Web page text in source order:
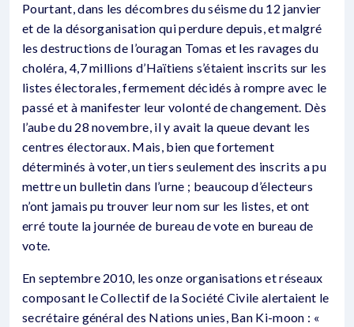
Pourtant, dans les décombres du séisme du 12 janvier
et de la désorganisation qui perdure depuis, et malgré
les destructions de l’ouragan Tomas et les ravages du
choléra, 4,7 millions d’Haïtiens s’étaient inscrits sur les
listes électorales, fermement décidés à rompre avec le
passé et à manifester leur volonté de changement. Dès
l’aube du 28 novembre, il y avait la queue devant les
centres électoraux. Mais, bien que fortement
déterminés à voter, un tiers seulement des inscrits a pu
mettre un bulletin dans l’urne ; beaucoup d’électeurs
n’ont jamais pu trouver leur nom sur les listes, et ont
erré toute la journée de bureau de vote en bureau de
vote.
En septembre 2010, les onze organisations et réseaux
composant le Collectif de la Société Civile alertaient le
secrétaire général des Nations unies, Ban Ki-moon : «